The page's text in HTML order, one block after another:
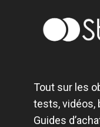
Tout sur les
tests, vidéos,
Guides